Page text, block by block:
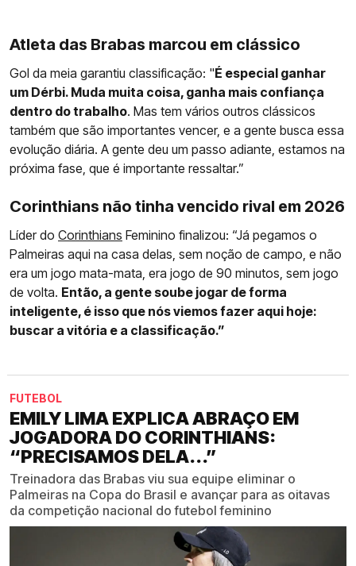
Atleta das Brabas marcou em clássico
Gol da meia garantiu classificação: "É especial ganhar
um Dérbi. Muda muita coisa, ganha mais confiança
dentro do trabalho. Mas tem vários outros clássicos
também que são importantes vencer, e a gente busca essa
evolução diária. A gente deu um passo adiante, estamos na
próxima fase, que é importante ressaltar.”
Corinthians não tinha vencido rival em 2026
Líder do Corinthians Feminino finalizou: “Já pegamos o
Palmeiras aqui na casa delas, sem noção de campo, e não
era um jogo mata-mata, era jogo de 90 minutos, sem jogo
de volta. Então, a gente soube jogar de forma
inteligente, é isso que nós viemos fazer aqui hoje:
buscar a vitória e a classificação.”
FUTEBOL
EMILY LIMA EXPLICA ABRAÇO EM
JOGADORA DO CORINTHIANS:
“PRECISAMOS DELA...”
Treinadora das Brabas viu sua equipe eliminar o
Palmeiras na Copa do Brasil e avançar para as oitavas
da competição nacional do futebol feminino